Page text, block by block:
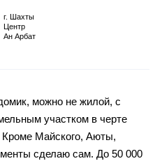
г.
Шахты
Центр
Ан Арбат
можно не жилой, с
участком в черте
Майского, Аюты,
сделаю сам. До 50 000